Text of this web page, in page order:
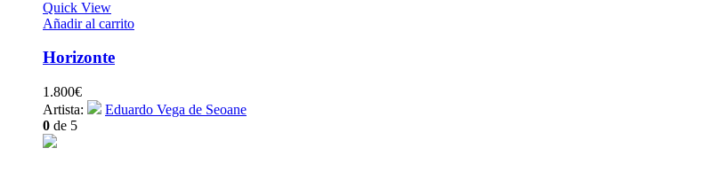
Quick View
Añadir al carrito
Horizonte
1.800€
Artista:
Eduardo Vega de Seoane
0 de 5